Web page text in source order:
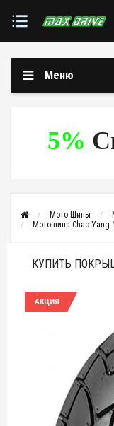
Меню
5%
Мото Шины
Мотошина Chao Yang
КУПИТЬ
АКЦИЯ